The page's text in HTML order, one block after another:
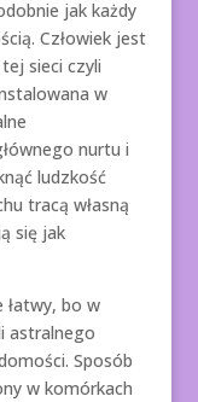
jak każdy
Człowiek jest
sieci czyli
w
nurtu i
ludzkość
tracą własną
się jak
łatwy, bo w
astralnego
Sposób
w komórkach